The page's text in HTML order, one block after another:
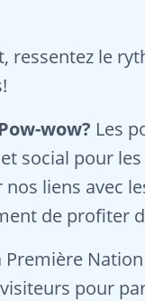
ressentez le
wow? Les
social pour
liens avec
de profiter
Première
pour